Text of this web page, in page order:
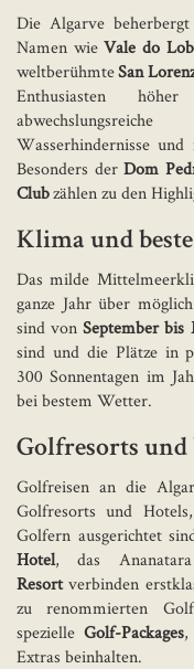
Die Algarve
Namen wie Vale do
weltberühmteSan
Enthusiasten
Wasserhindernisse
Besonders derDom
Clubzählen zu den
Klima und
Das milde
ganze Jahr über
sind von September bis
sind und die Plätze in
300 Sonnentagen im
bei bestem Wetter.
Golfresorts
Golfreisen an die
Golfresorts und
Golfern ausgerichtet
Hotel, das
Resortverbinden
zu renommierten
spezielle Golf-Packages,
Extras beinhalten.